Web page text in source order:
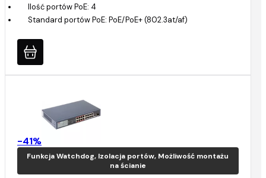
Ilość portów PoE: 4
Standard portów PoE: PoE/PoE+ (802.3at/af)
-41%
Funkcja Watchdog, Izolacja portów, Możliwość montażu
na ścianie